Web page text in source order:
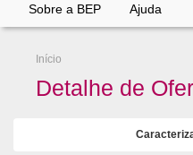
Sobre a BEP Ajuda
Início
Detalhe de